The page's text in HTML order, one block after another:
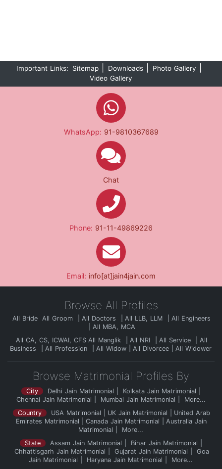
Important Links: Sitemap Downloads Photo Gallery
Video Gallery
WhatsApp: 91-9810367689
Chat
Phone: 91-11-49869226
Email: info[at]jain4jain.com
Browse All Profiles
All Bride All Groom All Doctors All LLB, LLM
All Engineers
All MBA, MCA
All CA, CS, ICWAI, CFS All Manglik All NRI All Service
All
Business
All Profession All Widow All Divorcee All Widower
Browse Matrimonial Profiles By
City Delhi Jain Matrimonial
Kolkata Jain Matrimonial
Chennai Jain Matrimonial
Mumbai Jain Matrimonial
More...
Country
USA Matrimonial UK Jain Matrimonial
United Arab
Emirates Matrimonial
Canada Jain Matrimonial
Australia Jain
Matrimonial
More...
State
Assam Jain Matrimonial
Bihar Jain Matrimonial
Chhattisgarh Jain Matrimonial
Gujarat Jain Matrimonial
Goa
Jain Matrimonial
Haryana Jain Matrimonial
More...